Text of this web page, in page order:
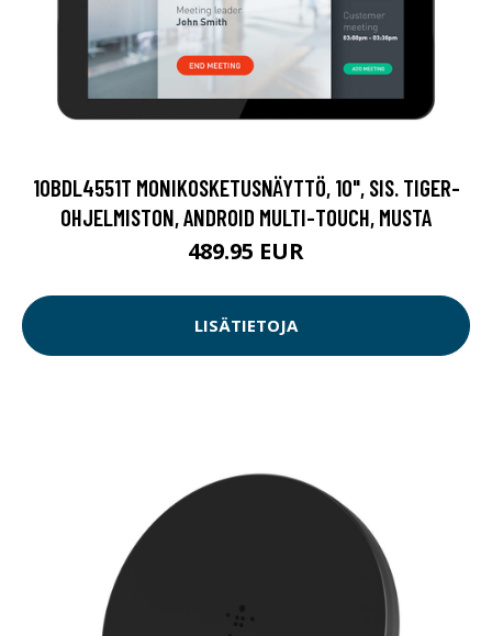
10BDL4551T MONIKOSKETUSNÄYTTÖ, 10", SIS. TIGER-
OHJELMISTON, ANDROID MULTI-TOUCH, MUSTA
489.95 EUR
LISÄTIETOJA